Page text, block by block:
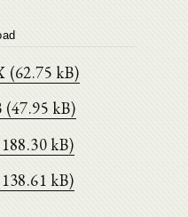
(62.75 kB)
(47.95 kB)
kB)
kB)